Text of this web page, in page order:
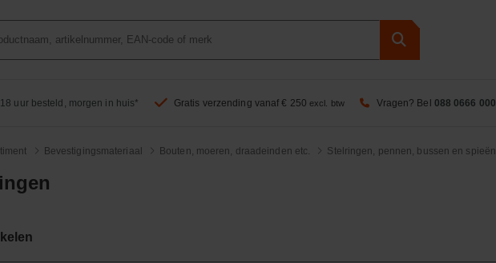
uur besteld, morgen in huis* Gratis verzending vanaf € 250 excl. btw Vragen? Bel 088 0666 000
Bevestigingsmateriaal Bouten, moeren, draadeinden etc. Stelringen, pennen, bussen en spieën